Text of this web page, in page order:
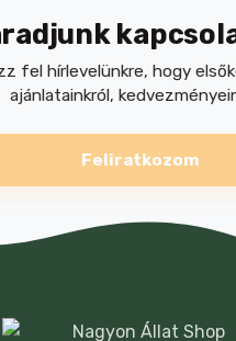
fel hírlevelünkre, hogy
ajánlatainkról,
Feliratkozom